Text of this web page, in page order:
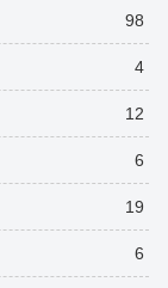
98
4
12
6
19
6